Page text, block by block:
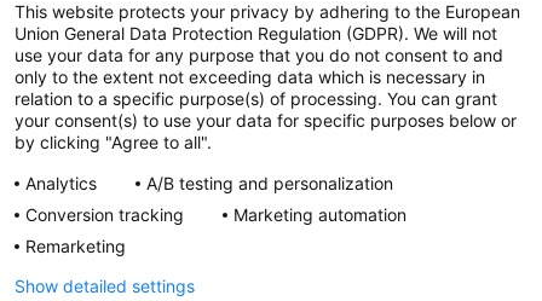
Polityka prywatności
Regulamin serwisu
Regulamin konkursu
Farmacja Play
Regulamin konkursu Lakcid
Regulamin konkursu Acard
Regulamin konkursu Biotebal
Regulamin konkursu Asmenol
Kontakt
This website protects your privacy by adhering to the European
Union General Data Protection Regulation (GDPR). We will not
use your data for any purpose that you do not consent to and
only to the extent not exceeding data which is necessary in
relation to a specific purpose(s) of processing. You can grant
your consent(s) to use your data for specific purposes below or
by clicking "Agree to all".
Analytics
A/B testing and personalization
Conversion tracking
Marketing automation
Remarketing
Show detailed settings